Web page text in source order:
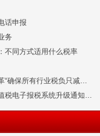
话申报
务
不同方式适用什么税率
“确保所有行业税负只减…
税电子报税系统升级通知…